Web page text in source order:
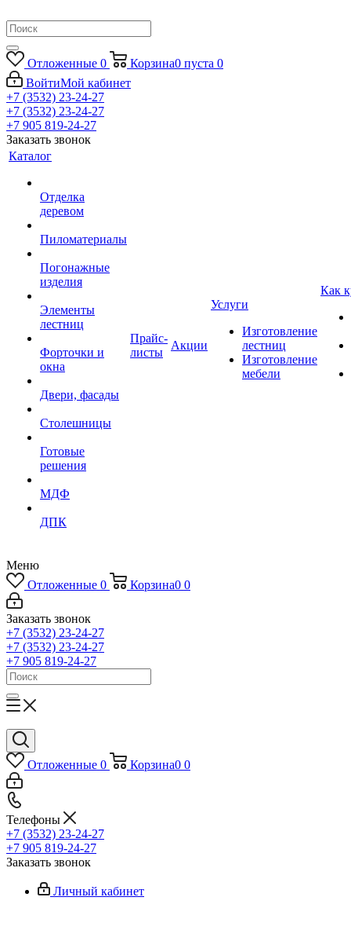
Отложенные 0 Корзина0 пуста 0
ВойтиМой кабинет
+7 (3532) 23-24-27
+7 (3532) 23-24-27
+7 905 819-24-27
Заказать звонок
Каталог
Отделка
деревом
Пиломатериалы
Погонажные
изделия
Элементы
лестниц
Форточки и
окна
Двери, фасады
Столешницы
Готовые
решения
МДФ
ДПК
Прайс-
листы
Акции
Услуги
Изготовление
лестниц
Изготовление
мебели
Как
Меню
Отложенные 0 Корзина0 0
Заказать звонок
+7 (3532) 23-24-27
+7 (3532) 23-24-27
+7 905 819-24-27
Отложенные 0 Корзина0 0
Телефоны
+7 (3532) 23-24-27
+7 905 819-24-27
Заказать звонок
Личный кабинет